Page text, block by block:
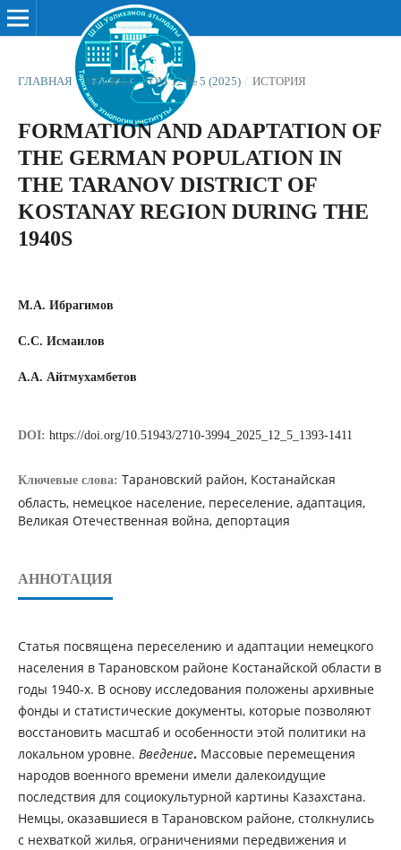
ГЛАВНАЯ / АРХИВЫ / ТОМ 12 № 5 (2025) / ИСТОРИЯ
FORMATION AND ADAPTATION OF
THE GERMAN POPULATION IN
THE TARANOV DISTRICT OF
KOSTANAY REGION DURING THE
1940S
М.А. Ибрагимов
С.С. Исмаилов
А.А. Айтмухамбетов
DOI: https://doi.org/10.51943/2710-3994_2025_12_5_1393-1411
Ключевые слова: Тарановский район, Костанайская
область, немецкое население, переселение, адаптация,
Великая Отечественная война, депортация
АННОТАЦИЯ
Статья посвящена переселению и адаптации немецкого
населения в Тарановском районе Костанайской области в
годы 1940-х. В основу исследования положены архивные
фонды и статистические документы, которые позволяют
восстановить масштаб и особенности этой политики на
локальном уровне. Введение. Массовые перемещения
народов военного времени имели далекоидущие
последствия для социокультурной картины Казахстана.
Немцы, оказавшиеся в Тарановском районе, столкнулись
с нехваткой жилья, ограничениями передвижения и